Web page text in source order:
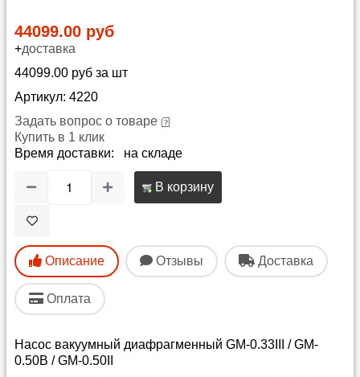
44099.00 руб
+доставка
44099.00 руб за шт
Артикул: 4220
Задать вопрос о товаре
Купить в 1 клик
Время доставки: на складе
В корзину
Описание Отзывы Доставка
Оплата
Насос вакуумный диафрагменный GM-0.33III / GM-
0.50В / GM-0.50II